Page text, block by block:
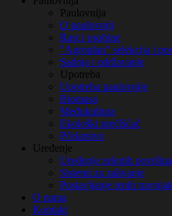
Paulovnija
O paulovniji
Rast i osobine
"Agroplan" selekcija i
Sadnja i održavanje
Upotreba
Upotreba paulovnije
Biomasa
Međukultura
Ekološki prečišćač
Pčelarstvo
Uređenje
Uređenje zelenih površina
Sistemi za zalivanje
Postavljanje tepih
O nama
Kontakt